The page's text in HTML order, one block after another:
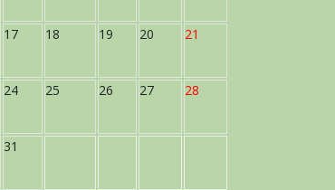
17 18 19 20 21
24 25 26 27 28
31